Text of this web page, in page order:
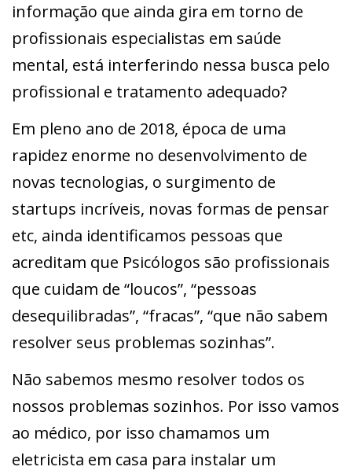
informação que ainda gira em torno de
profissionais especialistas em saúde
mental, está interferindo nessa busca pelo
profissional e tratamento adequado?
Em pleno ano de 2018, época de uma
rapidez enorme no desenvolvimento de
novas tecnologias, o surgimento de
startups incríveis, novas formas de pensar
etc, ainda identificamos pessoas que
acreditam que Psicólogos são profissionais
que cuidam de “loucos”, “pessoas
desequilibradas”, “fracas”, “que não sabem
resolver seus problemas sozinhas”.
Não sabemos mesmo resolver todos os
nossos problemas sozinhos. Por isso vamos
ao médico, por isso chamamos um
eletricista em casa para instalar um